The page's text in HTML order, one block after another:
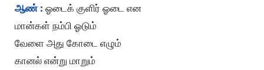
ஆண் : ஓடைக் குளிர் ஓடை என
மான்கள் நம்பி ஓடும்
வேளை அது கோடை எழும்
கானல் என்று மாறும்